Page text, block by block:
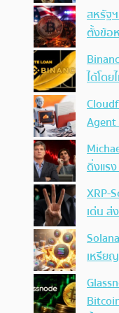
สหรัฐ
ตั้งข้อ
ได้โด
Agent
ดิ่งแร
XRP-
เด่น
เหรีย